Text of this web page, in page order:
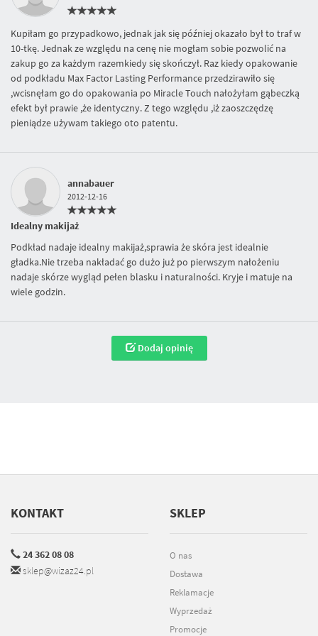
Kupiłam go przypadkowo, jednak jak się później okazało był to traf w
10-tkę. Jednak ze względu na cenę nie mogłam sobie pozwolić na
zakup go za każdym razemkiedy się skończył. Raz kiedy opakowanie
od podkładu Max Factor Lasting Performance przedzirawiło się
,wcisnęłam go do opakowania po Miracle Touch nałożyłam gąbeczką
efekt był prawie ,że identyczny. Z tego względu ,iż zaoszczędzę
pieniądze używam takiego oto patentu.
annabauer
2012-12-16
Idealny makijaż
Podkład nadaje idealny makijaż,sprawia że skóra jest idealnie
gładka.Nie trzeba nakładać go dużo już po pierwszym nałożeniu
nadaje skórze wygląd pełen blasku i naturalności. Kryje i matuje na
wiele godzin.
Dodaj opinię
KONTAKT
24 362 08 08
sklep@wizaz24.pl
SKLEP
O nas
Dostawa
Reklamacje
Wyprzedaż
Promocje